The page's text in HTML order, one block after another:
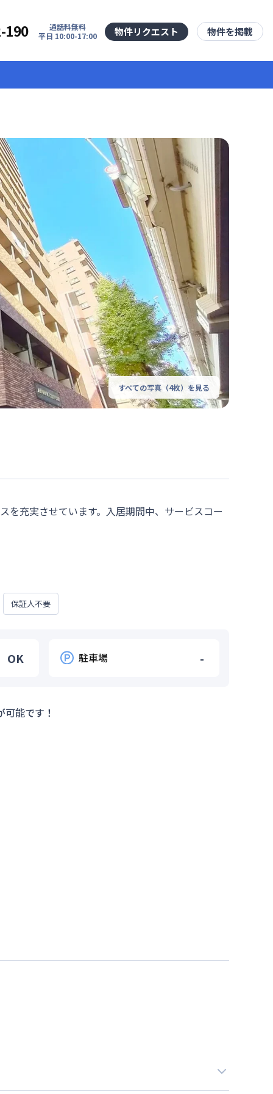
190
通話料無料
平日 10:00-17:00
物件リクエスト 物件を掲載
すべての写真（4枚）を見る
を充実させています。入居期間中、サービスコー
保証人不要
OK 駐車場 -
能です！